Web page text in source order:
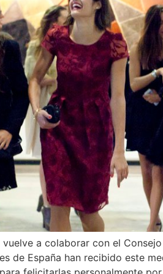
a colaborar con el
de España han recibido este